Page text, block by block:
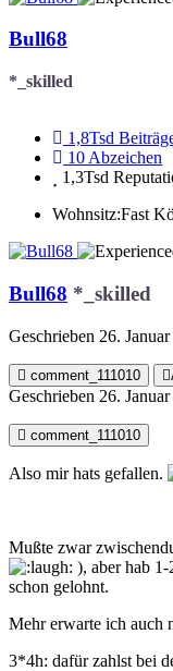
Bull68
*_skilled
1,8Tsd
10 Abzeichen
1,3Tsd
Wohnsitz:Fast
Bull68 *_skilled
Geschrieben 26. Januar
comment_111010
Geschrieben 26. Januar
comment_111010
Also mir hats gefallen.
Mußte zwar
), aber hab
schon gelohnt.
Mehr erwarte ich auch
3*4h: dafür zahlst bei